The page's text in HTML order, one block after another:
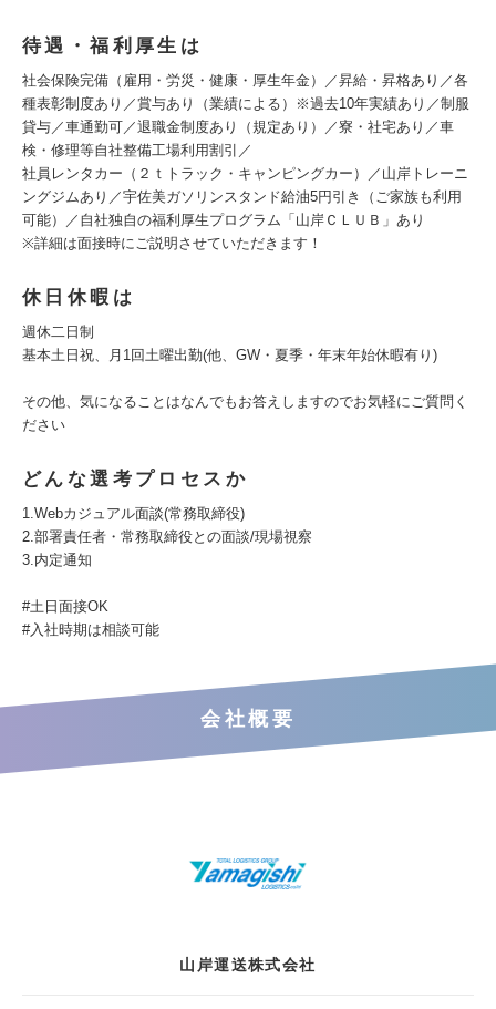
待遇・福利厚生は
社会保険完備（雇用・労災・健康・厚生年金）／昇給・昇格あり／各
種表彰制度あり／賞与あり（業績による）※過去10年実績あり／制服
貸与／車通勤可／退職金制度あり（規定あり）／寮・社宅あり／車
検・修理等自社整備工場利用割引／
社員レンタカー（２ｔトラック・キャンピングカー）／山岸トレーニ
ングジムあり／宇佐美ガソリンスタンド給油5円引き（ご家族も利用
可能）／自社独自の福利厚生プログラム「山岸ＣＬＵＢ」あり
※詳細は面接時にご説明させていただきます！
休日休暇は
週休二日制
基本土日祝、月1回土曜出勤(他、GW・夏季・年末年始休暇有り)
その他、気になることはなんでもお答えしますのでお気軽にご質問く
ださい
どんな選考プロセスか
1.Webカジュアル面談(常務取締役)
2.部署責任者・常務取締役との面談/現場視察
3.内定通知
#土日面接OK
#入社時期は相談可能
会社概要
山岸運送株式会社